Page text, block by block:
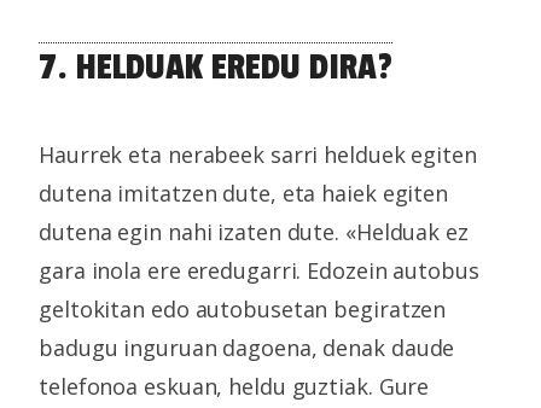
7. HELDUAK EREDU DIRA?
Haurrek eta nerabeek sarri helduek egiten
dutena imitatzen dute, eta haiek egiten
dutena egin nahi izaten dute. «Helduak ez
gara inola ere eredugarri. Edozein autobus
geltokitan edo autobusetan begiratzen
badugu inguruan dagoena, denak daude
telefonoa eskuan, heldu guztiak. Gure